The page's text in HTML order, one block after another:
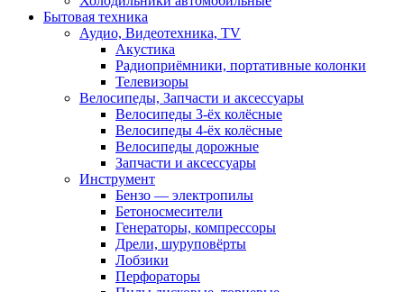
Бытовая техника
Аудио, Видеотехника, TV
Акустика
Радиоприёмники, портативные колонки
Телевизоры
Велосипеды, Запчасти и аксессуары
Велосипеды 3-ёх колёсные
Велосипеды 4-ёх колёсные
Велосипеды дорожные
Запчасти и аксессуары
Инструмент
Бензо — электропилы
Бетоносмесители
Генераторы, компрессоры
Дрели, шуруповёрты
Лобзики
Перфораторы